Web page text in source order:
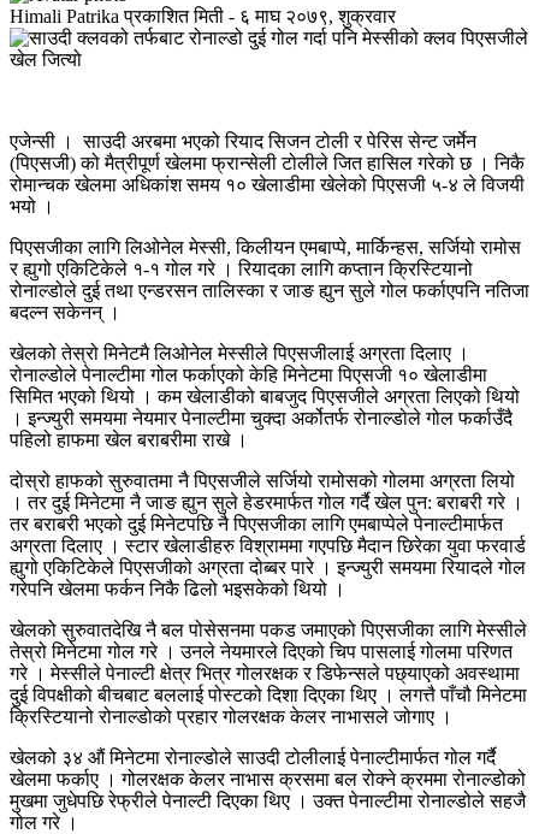
Himali Patrika प्रकाशित मिती - ६ माघ २०७९, शुक्रवार
एजेन्सी । साउदी अरबमा भएको रियाद सिजन टोली र पेरिस सेन्ट जर्मेन
(पिएसजी) को मैत्रीपूर्ण खेलमा फ्रान्सेली टोलीले जित हासिल गरेको छ । निकै
रोमान्चक खेलमा अधिकांश समय १० खेलाडीमा खेलेको पिएसजी ५-४ ले विजयी
भयो ।
पिएसजीका लागि लिओनेल मेस्सी, किलीयन एमबाप्पे, मार्किन्हस, सर्जियो रामोस
र ह्युगो एकिटिकेले १-१ गोल गरे । रियादका लागि कप्तान क्रिस्टियानो
रोनाल्डोले दुई तथा एन्डरसन तालिस्का र जाङ ह्युन सुले गोल फर्काएपनि नतिजा
बदल्न सकेनन् ।
खेलको तेस्रो मिनेटमै लिओनेल मेस्सीले पिएसजीलाई अग्रता दिलाए ।
रोनाल्डोले पेनाल्टीमा गोल फर्काएको केहि मिनेटमा पिएसजी १० खेलाडीमा
सिमित भएको थियो । कम खेलाडीको बाबजुद पिएसजीले अग्रता लिएको थियो
। इन्ज्युरी समयमा नेयमार पेनाल्टीमा चुक्दा अर्कोतर्फ रोनाल्डोले गोल फर्काउँदै
पहिलो हाफमा खेल बराबरीमा राखे ।
दोस्रो हाफको सुरुवातमा नै पिएसजीले सर्जियो रामोसको गोलमा अग्रता लियो
। तर दुई मिनेटमा नै जाङ ह्युन सुले हेडरमार्फत गोल गर्दै खेल पुन: बराबरी गरे ।
तर बराबरी भएको दुई मिनेटपछि नै पिएसजीका लागि एमबाप्पेले पेनाल्टीमार्फत
अग्रता दिलाए । स्टार खेलाडीहरु विश्राममा गएपछि मैदान छिरेका युवा फरवार्ड
ह्युगो एकिटिकेले पिएसजीको अग्रता दोब्बर पारे । इन्ज्युरी समयमा रियादले गोल
गरेपनि खेलमा फर्कन निकै ढिलो भइसकेको थियो ।
खेलको सुरुवातदेखि नै बल पोसेसनमा पकड जमाएको पिएसजीका लागि मेस्सीले
तेस्रो मिनेटमा गोल गरे । उनले नेयमारले दिएको चिप पासलाई गोलमा परिणत
गरे । मेस्सीले पेनाल्टी क्षेत्र भित्र गोलरक्षक र डिफेन्सले पछ्याएको अवस्थामा
दुई विपक्षीको बीचबाट बललाई पोस्टको दिशा दिएका थिए । लगत्तै पाँचौ मिनेटमा
क्रिस्टियानो रोनाल्डोको प्रहार गोलरक्षक केलर नाभासले जोगाए ।
खेलको ३४ औं मिनेटमा रोनाल्डोले साउदी टोलीलाई पेनाल्टीमार्फत गोल गर्दै
खेलमा फर्काए । गोलरक्षक केलर नाभास क्रसमा बल रोक्ने क्रममा रोनाल्डोको
मुखमा जुधेपछि रेफ्रीले पेनाल्टी दिएका थिए । उक्त पेनाल्टीमा रोनाल्डोले सहजै
गोल गरे ।